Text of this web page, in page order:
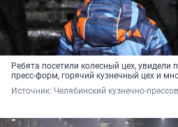
Ребята посетили колесный цех,
пресс-форм, горячий кузнечный цех и
Источник: Челябинский кузнечно-